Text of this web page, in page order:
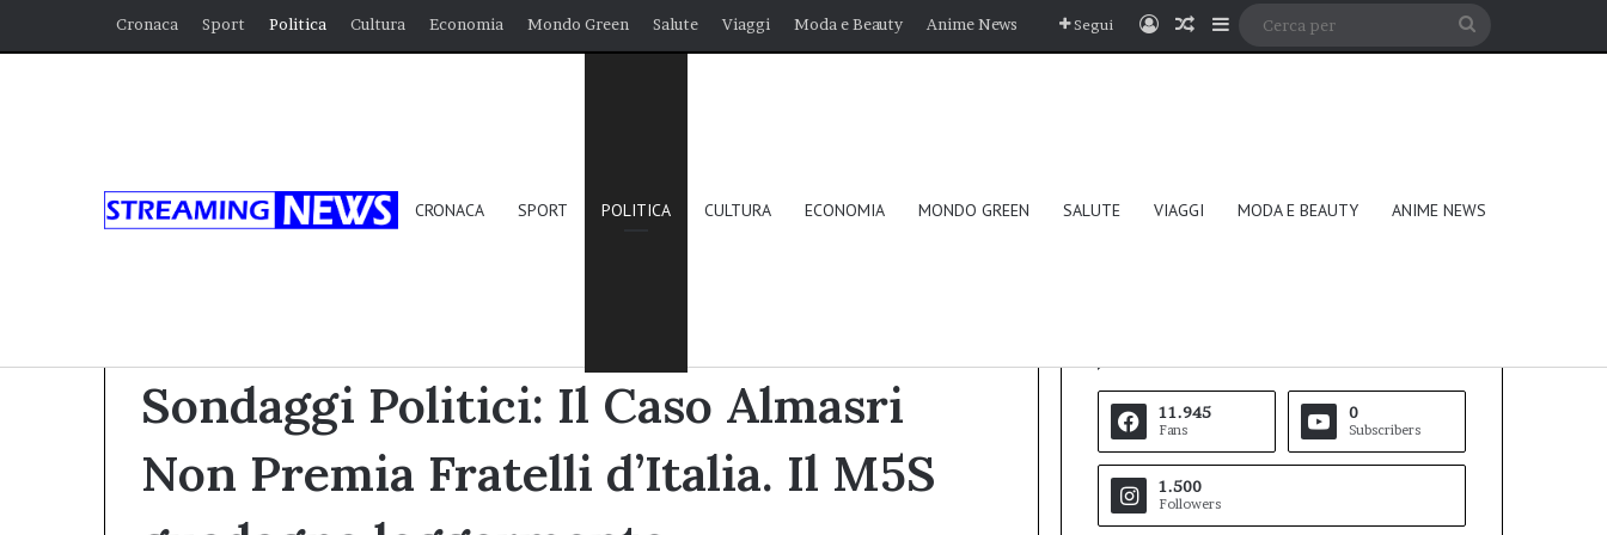
Cronaca Sport Politica Cultura Economia Mondo Green Salute Viaggi Moda e Beauty Anime News Segui AccediUn articolo a caso
Barra laterale
CRONACA SPORT POLITICA CULTURA ECONOMIA MONDO GREEN SALUTE VIAGGI MODA E BEAUTY ANIME NEWS
Sondaggi Politici: Il Caso Almasri
Non Premia Fratelli d’Italia. Il M5S
11.945
Fans
0
Subscribers
1.500
Followers